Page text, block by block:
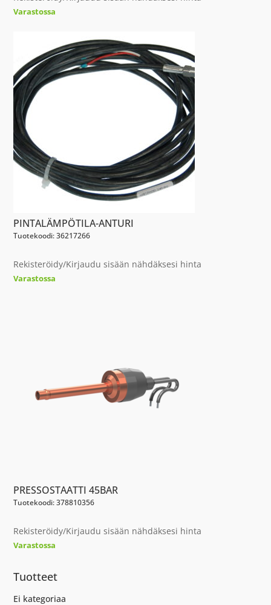
Varastossa
PINTALÄMPÖTILA-ANTURI
Tuotekoodi: 36217266
Rekisteröidy/Kirjaudu sisään nähdäksesi hinta
Varastossa
PRESSOSTAATTI 45BAR
Tuotekoodi: 378810356
Rekisteröidy/Kirjaudu sisään nähdäksesi hinta
Varastossa
Tuotteet
Ei kategoriaa